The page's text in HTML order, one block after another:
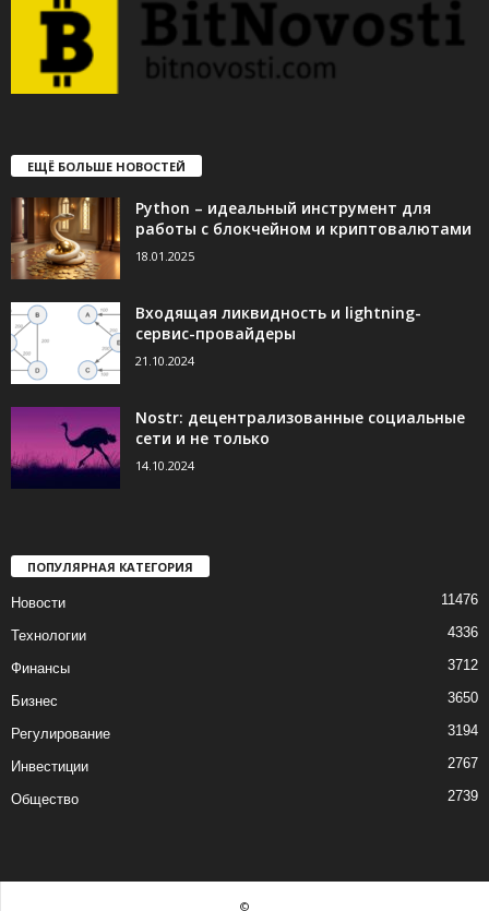
ЕЩЁ БОЛЬШЕ НОВОСТЕЙ
Python – идеальный инструмент для
работы с блокчейном и криптовалютами
18.01.2025
Входящая ликвидность и lightning-
сервис-провайдеры
21.10.2024
Nostr: децентрализованные социальные
сети и не только
14.10.2024
ПОПУЛЯРНАЯ КАТЕГОРИЯ
Новости 11476
Технологии 4336
Финансы 3712
Бизнес 3650
Регулирование 3194
Инвестиции 2767
Общество 2739
©